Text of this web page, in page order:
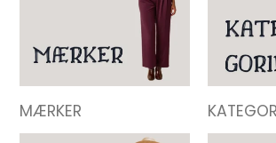
MÆRKER